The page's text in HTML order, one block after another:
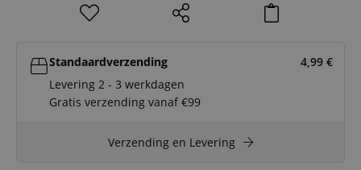
Standaardverzending 4,99 €
Levering 2 - 3 werkdagen
Gratis verzending vanaf €99
Verzending en Levering